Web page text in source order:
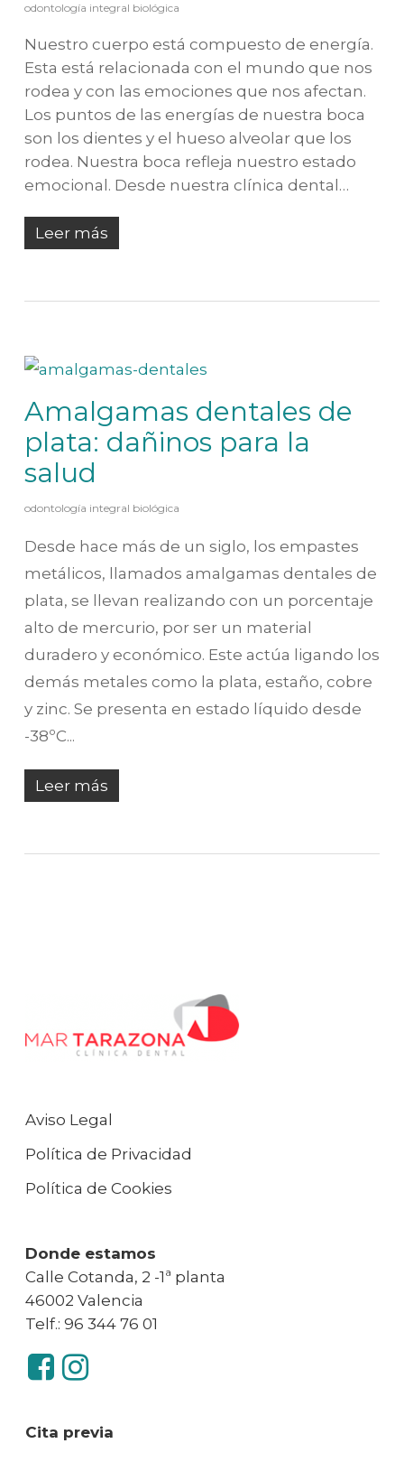
odontología integral biológica
Nuestro cuerpo está compuesto de energía.
Esta está relacionada con el mundo que nos
rodea y con las emociones que nos afectan.
Los puntos de las energías de nuestra boca
son los dientes y el hueso alveolar que los
rodea. Nuestra boca refleja nuestro estado
emocional. Desde nuestra clínica dental…
Leer más
Amalgamas dentales de
plata: dañinos para la
salud
odontología integral biológica
Desde hace más de un siglo, los empastes
metálicos, llamados amalgamas dentales de
plata, se llevan realizando con un porcentaje
alto de mercurio, por ser un material
duradero y económico. Este actúa ligando los
demás metales como la plata, estaño, cobre
y zinc. Se presenta en estado líquido desde
-38ºC...
Leer más
Aviso Legal
Política de Privacidad
Política de Cookies
Donde estamos
Calle Cotanda, 2 -1ª planta
46002 Valencia
Telf.: 96 344 76 01
Cita previa